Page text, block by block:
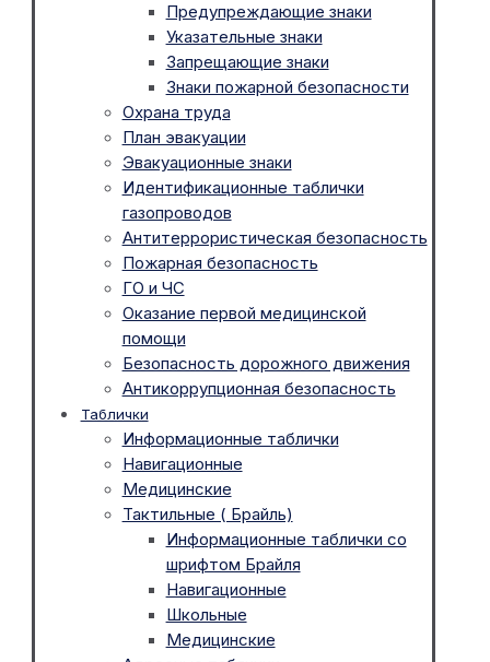
Предупреждающие знаки
Указательные знаки
Запрещающие знаки
Знаки пожарной безопасности
Охрана труда
План эвакуации
Эвакуационные знаки
Идентификационные таблички
газопроводов
Антитеррористическая безопасность
Пожарная безопасность
ГО и ЧС
Оказание первой медицинской
помощи
Безопасность дорожного движения
Антикоррупционная безопасность
Таблички
Информационные таблички
Навигационные
Медицинские
Тактильные ( Брайль)
Информационные таблички со
шрифтом Брайля
Навигационные
Школьные
Медицинские